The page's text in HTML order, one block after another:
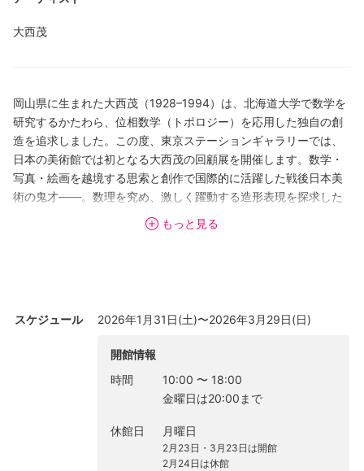
大西茂
岡山県に生まれた大西茂（1928–1994）は、北海道大学で数学を
研究するかたわら、位相数学（トポロジー）を応用した独自の創
造を追求しました。この度、東京ステーションギャラリーでは、
日本の美術館では初となる大西茂の回顧展を開催します。数学・
写真・絵画を越境する思索と創作で国際的に活躍した戦後日本美
術の鬼才――。数理を究め、激しく躍動する造形表現を探求した
彼の全貌を紹介する展覧会です。
ージを作り出しました。それらは「超無限」――彼の数学研究の
核心にある難解な概念を直観させる、超越的なビジュアルを示し
ています。写真の新しい可能性をめざした国際的な動向「主観主
義写真」がドイツから日本へ伝わると、大西の写真はこれに呼応
し、時代を牽引する表現として高く評価されました。
戦後日本が躍動を始めた1950年代、大西は独創的な絵画作品を世
に問いました。折しもミシェル・タピエが唱導する「アンフォル
もっと見る
スケジュール 2026年1月31日(土)〜2026年3月29日(日)
開館情報
時間
10:00 〜 18:00
金曜日は20:00まで
休館日 月曜日
2月23日・3月23日は開館
2月24日は休館